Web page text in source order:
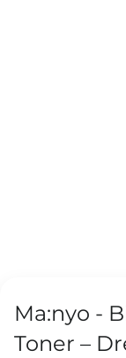
Ma:nyo -
Toner –